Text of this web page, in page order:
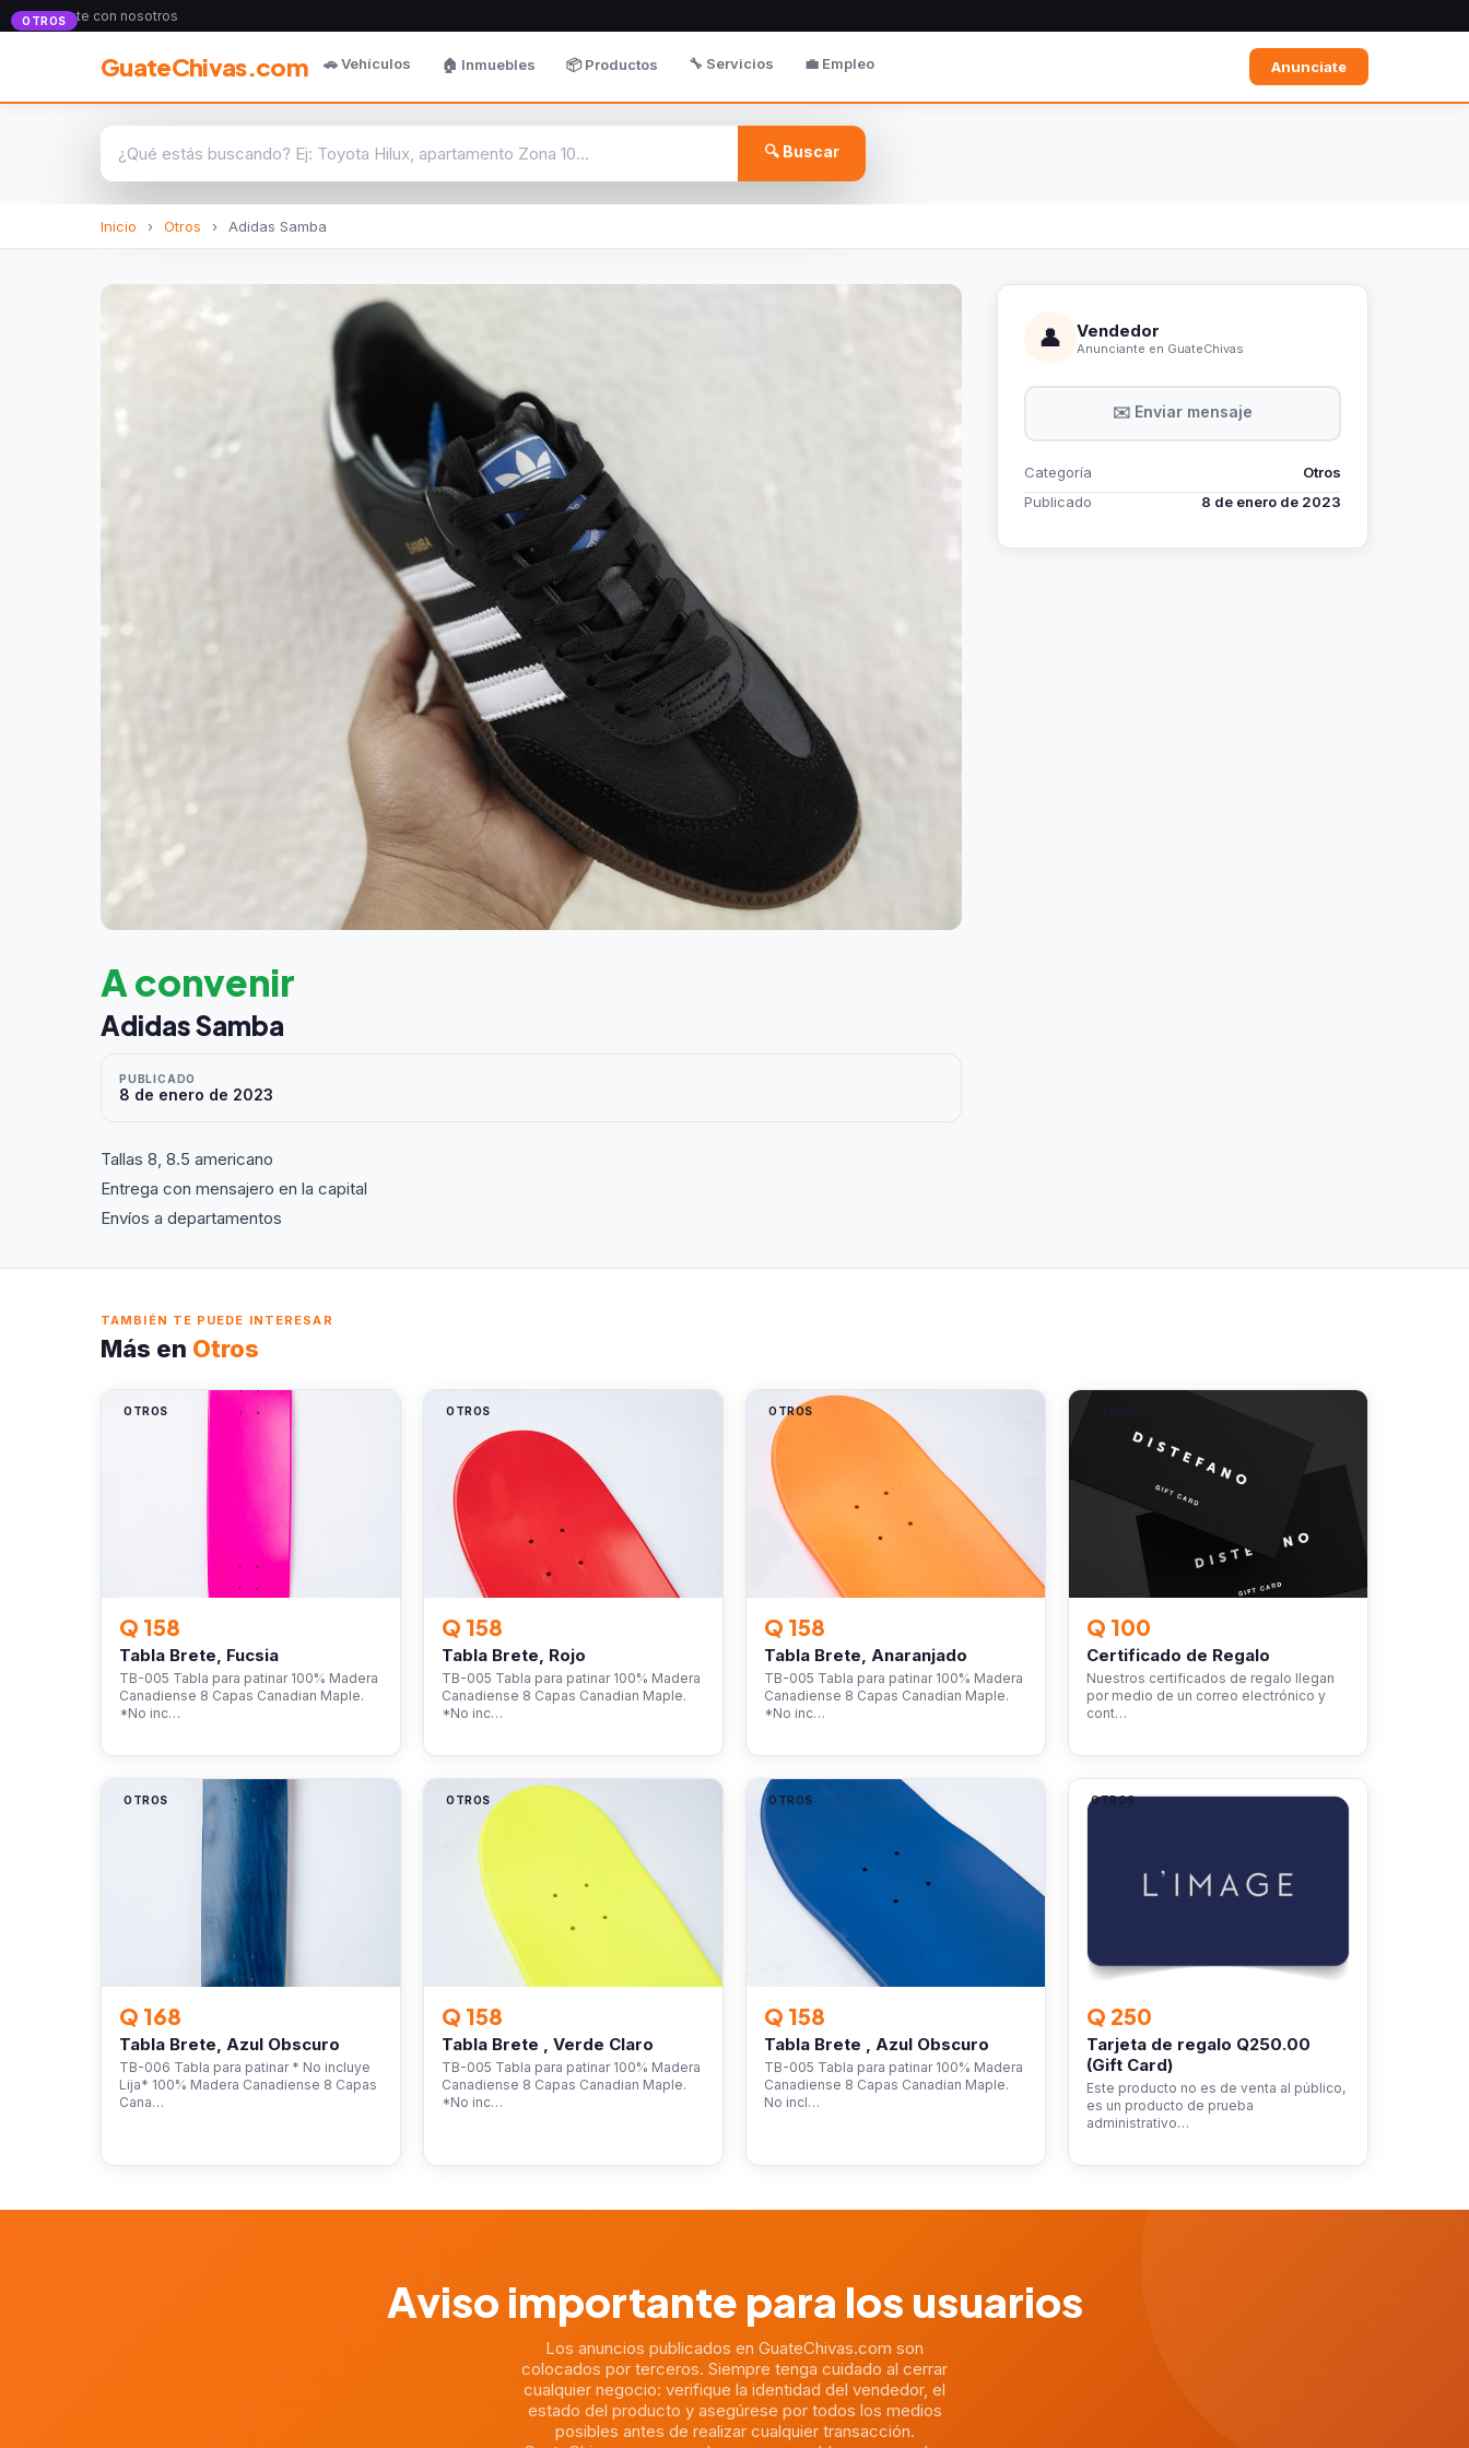
Anunciate con nosotros
GuateChivas.com 🚗 Vehículos 🏠 Inmuebles 📦 Productos 🔧 Servicios 💼 Empleo Anunciate
🔍 Buscar
Inicio › Otros › Adidas Samba
OTROS
A convenir
Adidas Samba
PUBLICADO
8 de enero de 2023
Tallas 8, 8.5 americano
Entrega con mensajero en la capital
Envíos a departamentos
👤 Vendedor
Anunciante en GuateChivas
✉️ Enviar mensaje
Categoría
Otros
Publicado
8 de enero de 2023
TAMBIÉN TE PUEDE INTERESAR
Más en Otros
OTROS
Q 158
Tabla Brete, Fucsia
TB-005 Tabla para patinar 100% Madera
Canadiense 8 Capas Canadian Maple.
*No inc…
OTROS
Q 158
Tabla Brete, Rojo
TB-005 Tabla para patinar 100% Madera
Canadiense 8 Capas Canadian Maple.
*No inc…
OTROS
Q 158
Tabla Brete, Anaranjado
TB-005 Tabla para patinar 100% Madera
Canadiense 8 Capas Canadian Maple.
*No inc…
OTROS
Q 100
Certificado de Regalo
Nuestros certificados de regalo llegan
por medio de un correo electrónico y
cont…
OTROS
Q 168
Tabla Brete, Azul Obscuro
TB-006 Tabla para patinar * No incluye
Lija* 100% Madera Canadiense 8 Capas
Cana…
OTROS
Q 158
Tabla Brete , Verde Claro
TB-005 Tabla para patinar 100% Madera
Canadiense 8 Capas Canadian Maple.
*No inc…
OTROS
Q 158
Tabla Brete , Azul Obscuro
TB-005 Tabla para patinar 100% Madera
Canadiense 8 Capas Canadian Maple.
No incl…
OTROS
Q 250
Tarjeta de regalo Q250.00
(Gift Card)
Este producto no es de venta al público,
es un producto de prueba
administrativo…
Aviso importante para los usuarios
Los anuncios publicados en GuateChivas.com son
colocados por terceros. Siempre tenga cuidado al cerrar
cualquier negocio: verifique la identidad del vendedor, el
estado del producto y asegúrese por todos los medios
posibles antes de realizar cualquier transacción.